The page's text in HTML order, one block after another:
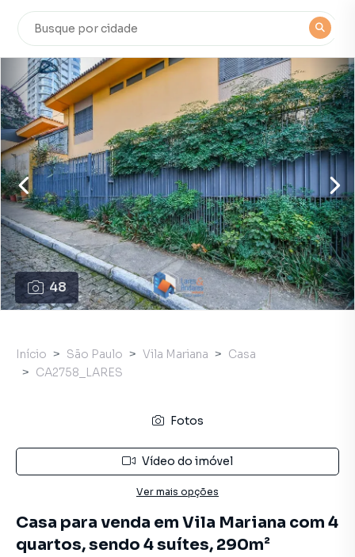
48
Início São Paulo Vila Mariana
Casa
CA2758_LARES
Fotos
Vídeo do imóvel
Ver mais opções
Casa para venda em Vila Mariana com 4
quartos, sendo 4 suítes, 290m²